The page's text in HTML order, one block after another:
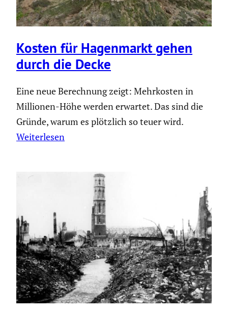
Kosten für Hagen­markt gehen
durch die Decke
Eine neue Berechnung zeigt: Mehrkosten in
Millionen-Höhe werden erwartet. Das sind die
Gründe, warum es plötzlich so teuer wird.
Weiterlesen